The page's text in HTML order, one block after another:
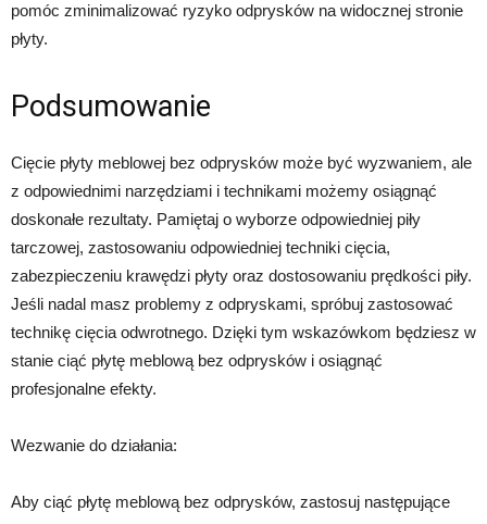
pomóc zminimalizować ryzyko odprysków na widocznej stronie
płyty.
Podsumowanie
Cięcie płyty meblowej bez odprysków może być wyzwaniem, ale
z odpowiednimi narzędziami i technikami możemy osiągnąć
doskonałe rezultaty. Pamiętaj o wyborze odpowiedniej piły
tarczowej, zastosowaniu odpowiedniej techniki cięcia,
zabezpieczeniu krawędzi płyty oraz dostosowaniu prędkości piły.
Jeśli nadal masz problemy z odpryskami, spróbuj zastosować
technikę cięcia odwrotnego. Dzięki tym wskazówkom będziesz w
stanie ciąć płytę meblową bez odprysków i osiągnąć
profesjonalne efekty.
Wezwanie do działania:
Aby ciąć płytę meblową bez odprysków, zastosuj następujące